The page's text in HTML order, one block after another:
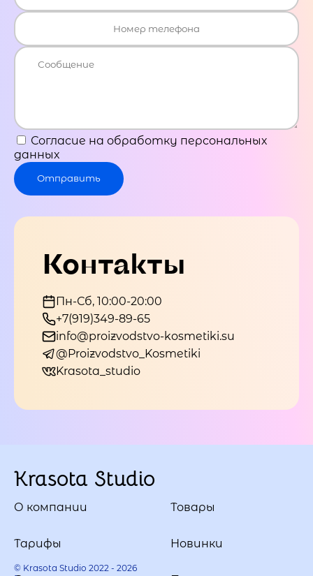
Согласие на обработку персональных
данных
Отправить
Контакты
Пн-Сб, 10:00-20:00
+7(919)349-89-65
info@proizvodstvo-kosmetiki.su
@Proizvodstvo_Kosmetiki
Krasota_studio
Krasota Studio
© Krasota Studio 2022 - 2026
О компании Товары
Тарифы Новинки